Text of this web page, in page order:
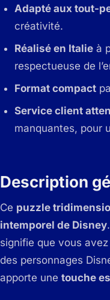
Adapté aux tout-
créativité.
Réalisé en Italie à
respectueuse de
Format compact
Service client
manquantes, pour
Description
Ce puzzle
intemporel de Disney
signifie que vous
des personnages
apporte une touche